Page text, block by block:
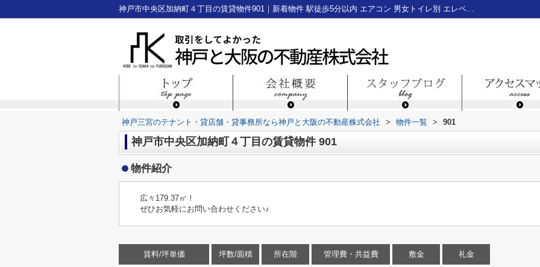
神戸市中央区加納町４丁目の賃貸物件901｜新着物件 駅徒歩5分以内 エアコン 男女トイレ別 エレベーター2基｜神戸三宮のテナント・貸店舗・貸事務所なら神戸と大阪の不動産株式会社
神戸三宮のテナント・貸店舗・貸事務所なら神戸と大阪の不動産株式会社 > 物件一覧 > 901
神戸市中央区加納町４丁目の賃貸物件 901
物件紹介
広々179.37㎡！
ぜひお気軽にお問い合わせください♪
賃料/坪単価 坪数/面積 所在階 管理費・共益費 敷金 礼金